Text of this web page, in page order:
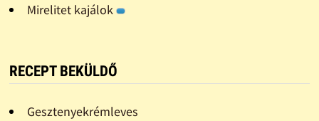
Mirelitet kajálok
RECEPT BEKÜLDŐ
Gesztenyekrémleves